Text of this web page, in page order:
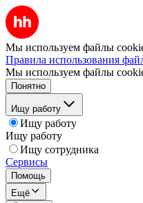
Мы используем файлы
Правила использования
Мы используем файлы
Понятно
Ищу работу
Ищу работу
Ищу работу
Ищу сотрудника
Сервисы
Помощь
Ещё